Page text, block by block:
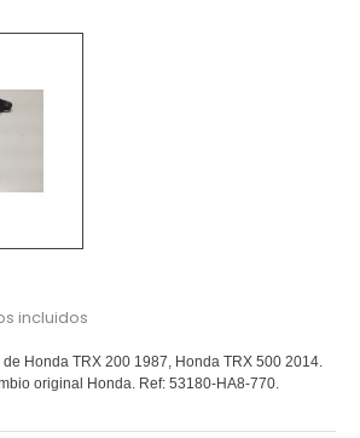
incluidos
Honda TRX 200 1987, Honda TRX 500 2014.
original Honda. Ref: 53180-HA8-770.